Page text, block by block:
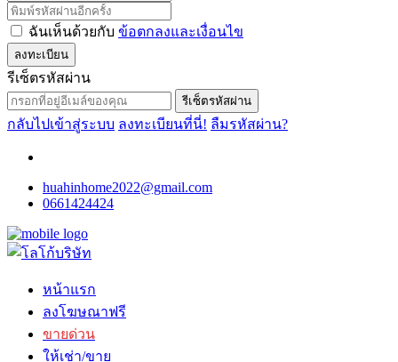
ฉันเห็นด้วยกับ ข้อตกลงและเงื่อนไข
ลงทะเบียน
รีเซ็ตรหัสผ่าน
รีเซ็ตรหัสผ่าน
กลับไปเข้าสู่ระบบ ลงทะเบียนที่นี่! ลืมรหัสผ่าน?
huahinhome2022@gmail.com
0661424424
หน้าแรก
ลงโฆษณาฟรี
ขายด่วน
ให้เช่า/ขาย